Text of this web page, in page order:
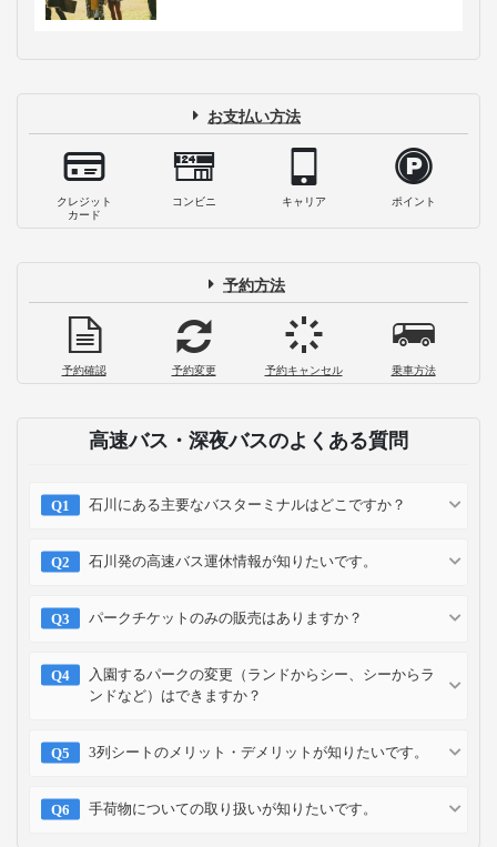
お支払い方法
クレジット
カード
コンビニ キャリア ポイント
予約方法
予約確認 予約変更 予約キャンセル 乗車方法
高速バス・深夜バスのよくある質問
石川にある主要なバスターミナルはどこですか？
石川発の高速バス運休情報が知りたいです。
パークチケットのみの販売はありますか？
入園するパークの変更（ランドからシー、シーからラ
ンドなど）はできますか？
3列シートのメリット・デメリットが知りたいです。
手荷物についての取り扱いが知りたいです。